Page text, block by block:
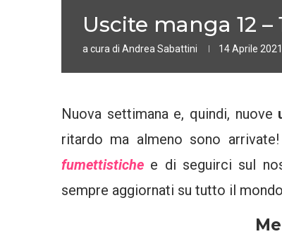
Uscite manga 12 –
a cura di Andrea Sabattini 14 Aprile 2021
Nuova settimana e, quindi, nuove
ritardo ma almeno sono
fumettistiche e di seguirci sul
sempre aggiornati su tutto il